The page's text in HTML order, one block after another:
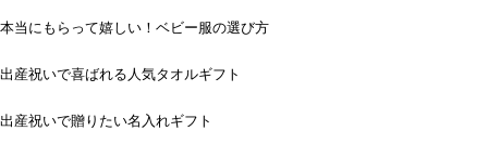
本当にもらって嬉しい！ベビー服の選び方
出産祝いで喜ばれる人気タオルギフト
出産祝いで贈りたい名入れギフト